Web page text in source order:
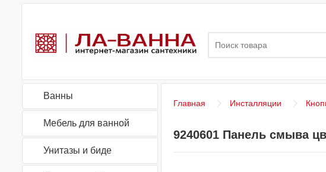
Ванны
Мебель для ванной
Унитазы и биде
Главная Инсталляции
9240601 Панель смыва